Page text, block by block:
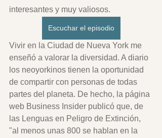
interesantes y muy valiosos.
Escuchar el episodio
Vivir en la Ciudad de Nueva York me
enseñó a valorar la diversidad. A diario
los neoyorkinos tienen la oportunidad
de compartir con personas de todas
partes del planeta. De hecho, la página
web Business Insider publicó que, de
las Lenguas en Peligro de Extinción,
"al menos unas 800 se hablan en la